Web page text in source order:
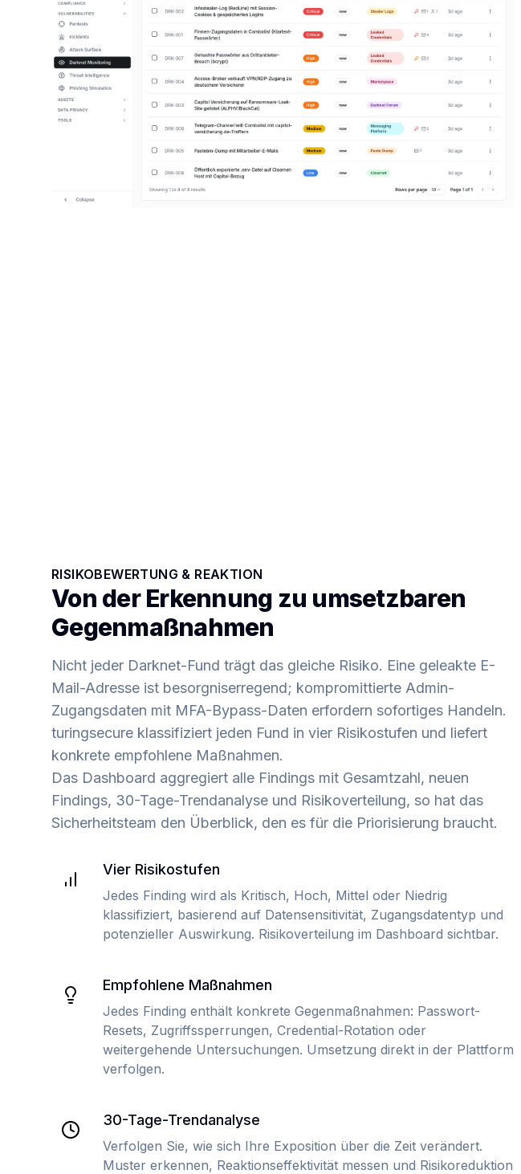
RISIKOBEWERTUNG & REAKTION
Von der Erkennung zu umsetzbaren
Gegenmaßnahmen
Nicht jeder Darknet-Fund trägt das gleiche Risiko. Eine geleakte E-
Mail-Adresse ist besorgniserregend; kompromittierte Admin-
Zugangsdaten mit MFA-Bypass-Daten erfordern sofortiges Handeln.
turingsecure klassifiziert jeden Fund in vier Risikostufen und liefert
konkrete empfohlene Maßnahmen.
Das Dashboard aggregiert alle Findings mit Gesamtzahl, neuen
Findings, 30-Tage-Trendanalyse und Risikoverteilung, so hat das
Sicherheitsteam den Überblick, den es für die Priorisierung braucht.
Vier Risikostufen
Jedes Finding wird als Kritisch, Hoch, Mittel oder Niedrig
klassifiziert, basierend auf Datensensitivität, Zugangsdatentyp und
potenzieller Auswirkung. Risikoverteilung im Dashboard sichtbar.
Empfohlene Maßnahmen
Jedes Finding enthält konkrete Gegenmaßnahmen: Passwort-
Resets, Zugriffssperrungen, Credential-Rotation oder
weitergehende Untersuchungen. Umsetzung direkt in der Plattform
verfolgen.
30-Tage-Trendanalyse
Verfolgen Sie, wie sich Ihre Exposition über die Zeit verändert.
Muster erkennen, Reaktionseffektivität messen und Risikoreduktion